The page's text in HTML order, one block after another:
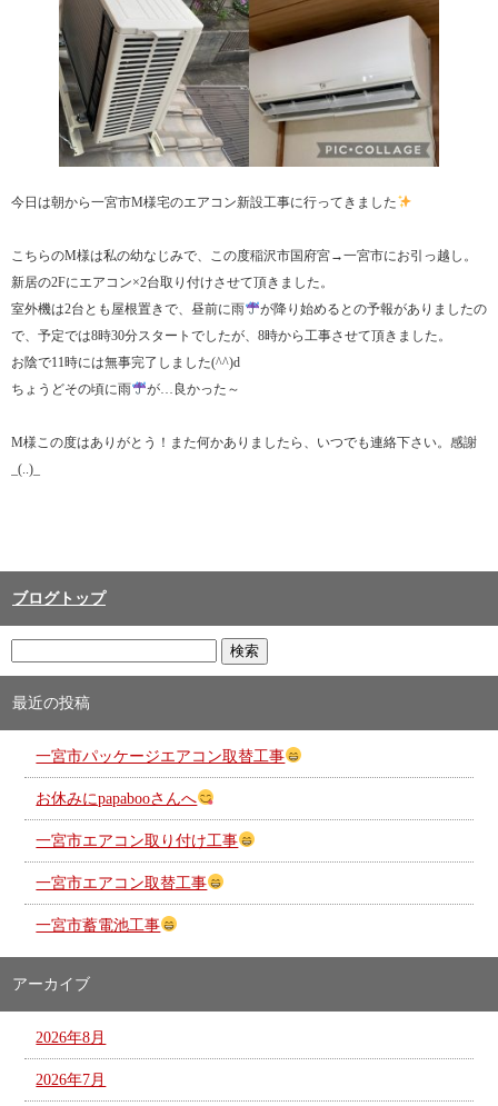
今日は朝から一宮市M様宅のエアコン新設工事に行ってきました
こちらのM様は私の幼なじみで、この度稲沢市国府宮→一宮市にお引っ越し。
新居の2Fにエアコン×2台取り付けさせて頂きました。
室外機は2台とも屋根置きで、昼前に雨
が降り始めるとの予報がありましたの
で、予定では8時30分スタートでしたが、8時から工事させて頂きました。
お陰で11時には無事完了しました(^^)d
ちょうどその頃に雨
が…良かった～
M様この度はありがとう！また何かありましたら、いつでも連絡下さい。感謝
_(..)_
ブログトップ
最近の投稿
一宮市パッケージエアコン取替工事
お休みにpapabooさんへ
一宮市エアコン取り付け工事
一宮市エアコン取替工事
一宮市蓄電池工事
アーカイブ
2026年8月
2026年7月